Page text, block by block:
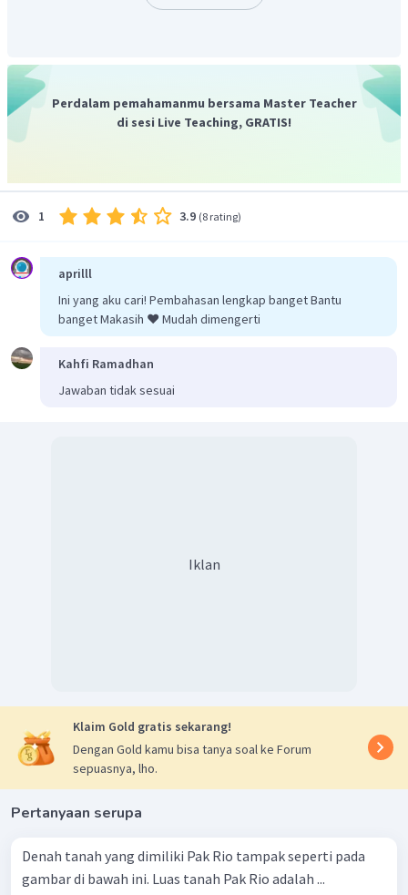
Dengan menerapkan rumus luas persegi panjang diperoleh:
Perdalam pemahamanmu bersama Master Teacher
di sesi Live Teaching, GRATIS!
1 3.9 (8 rating)
aprilll
Ini yang aku cari! Pembahasan lengkap banget Bantu
banget Makasih ❤️ Mudah dimengerti
Kahfi Ramadhan
Jawaban tidak sesuai
Iklan
Klaim Gold gratis sekarang!
Dengan Gold kamu bisa tanya soal ke Forum
sepuasnya, lho.
Pertanyaan serupa
Denah tanah yang dimiliki Pak Rio tampak seperti pada
gambar di bawah ini. Luas tanah Pak Rio adalah ...